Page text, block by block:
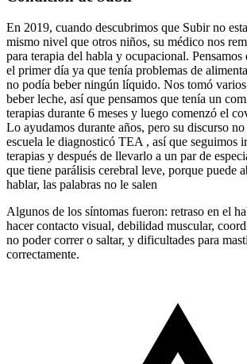
En 2019, cuando descubrimos que Subir no
mismo nivel que otros niños, su médico nos
para terapia del habla y ocupacional. Pensamos
el primer día ya que tenía problemas de
no podía beber ningún líquido. Nos tomó varios
beber leche, así que pensamos que tenía un
terapias durante 6 meses y luego comenzó el
Lo ayudamos durante años, pero su discurso
escuela le diagnosticó TEA , así que seguimos
terapias y después de llevarlo a un par de
que tiene parálisis cerebral leve, porque puede
hablar, las palabras no le salen
Algunos de los síntomas fueron: retraso en el
hacer contacto visual, debilidad muscular,
no poder correr o saltar, y dificultades para
correctamente.